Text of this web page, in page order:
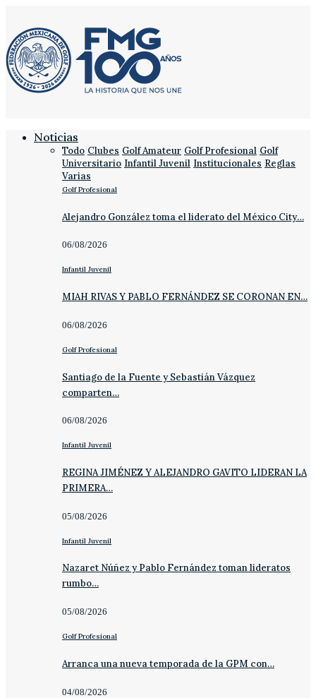
Noticias
Todo Clubes Golf Amateur Golf Profesional Golf
Universitario Infantil Juvenil Institucionales Reglas
Varias
Golf Profesional
Alejandro González toma el liderato del México City…
06/08/2026
Infantil Juvenil
MIAH RIVAS Y PABLO FERNÁNDEZ SE CORONAN EN…
06/08/2026
Golf Profesional
Santiago de la Fuente y Sebastián Vázquez
comparten…
06/08/2026
Infantil Juvenil
REGINA JIMÉNEZ Y ALEJANDRO GAVITO LIDERAN LA
PRIMERA…
05/08/2026
Infantil Juvenil
Nazaret Núñez y Pablo Fernández toman lideratos
rumbo…
05/08/2026
Golf Profesional
Arranca una nueva temporada de la GPM con…
04/08/2026